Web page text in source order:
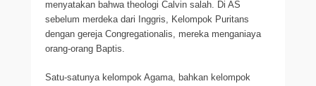
menyatakan bahwa theologi Calvin salah. Di AS
sebelum merdeka dari Inggris, Kelompok Puritans
dengan gereja Congregationalis, mereka menganiaya
orang-orang Baptis.
Satu-satunya kelompok Agama, bahkan kelompok